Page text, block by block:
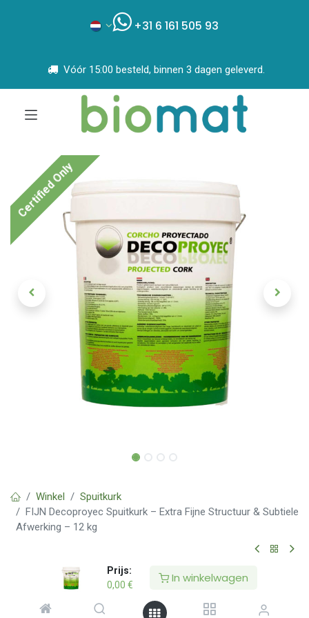
Prijs:
0,00 € In winkelwagen
+31 6 161 505 93
Vóór 15:00 besteld, binnen 3 dagen geleverd.
Certified Only
Winkel
Spuitkurk
FIJN Decoproyec Spuitkurk – Extra Fijne Structuur & Subtiele
Afwerking – 12 kg
Enkel voor Erkende Verwerkers
FIJN Decoproyec Spuitkurk – Extra
Fijne Structuur & Subtiele Afwerking –